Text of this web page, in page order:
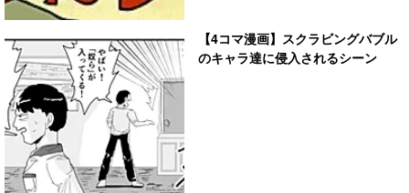
【4コマ漫画】スクラビングバブル
のキャラ達に侵入されるシーン